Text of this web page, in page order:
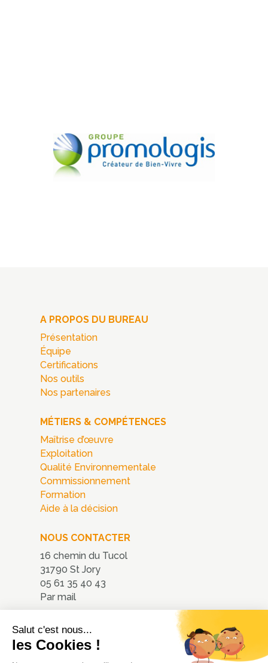
A PROPOS DU BUREAU
Présentation
Équipe
Certifications
Nos outils
Nos partenaires
MÉTIERS & COMPÉTENCES
Maîtrise d’œuvre
Exploitation
Qualité Environnementale
Commissionnement
Formation
Aide à la décision
NOUS CONTACTER
16 chemin du Tucol
31790 St Jory
05 61 35 40 43
Par mail
Nous localiser
Salut c'est nous...
les Cookies !